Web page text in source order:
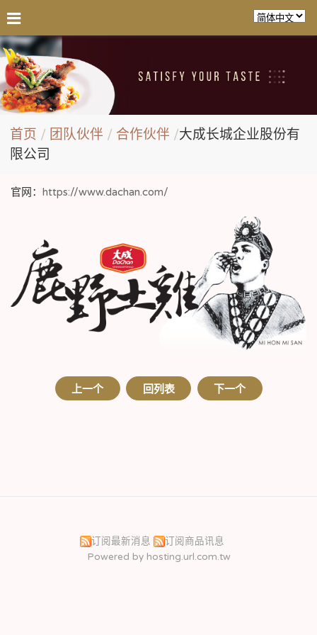
首页 团队伙伴 合作伙伴
大成长城企业股份有
限公司
官网： https://www.dachan.com/
上一个 回列表 下一个
订阅最新消息
订阅商品讯息
Powered by hosting.url.com.tw